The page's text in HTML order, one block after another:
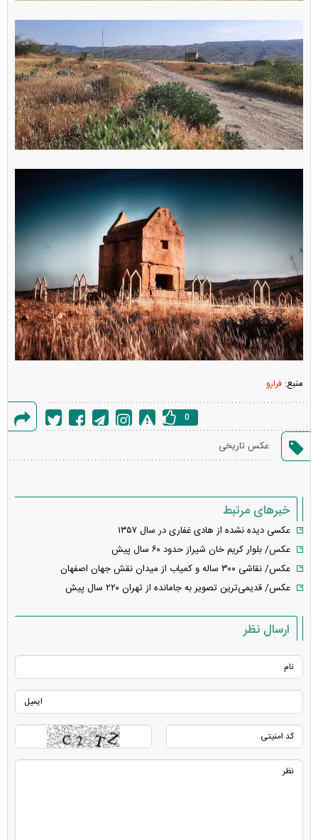
منبع: فرارو
خطا
0
عکس تاریخی
خبرهای مرتبط
عکسی دیده نشده از هادی غفاری در سال ۱۳۵۷
عکس/ بلوار کریم خان شیراز حدود ۶۰ سال پیش
عکس/ نقاشی ۳۰۰ ساله و کمیاب از میدان نقش جهان اصفهان
عکس/ قدیمی‌ترین تصویر به جامانده از تهران ۲۲۰ سال پیش
ارسال نظر